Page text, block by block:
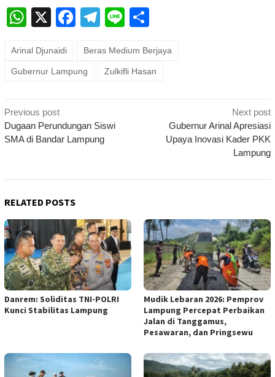
WhatsApp
X Facebook
Telegram
Line
Arinal Djunaidi Beras Medium Berjaya
Gubernur Lampung Zulkifli Hasan
Post
navigation
Previous post
Dugaan Perundungan Siswi
SMA di Bandar Lampung
Next post
Gubernur Arinal Apresiasi
Upaya Inovasi Kader PKK
Lampung
RELATED POSTS
Danrem: Soliditas TNI-POLRI
Kunci Stabilitas Lampung
Mudik Lebaran 2026: Pemprov
Lampung Percepat Perbaikan
Jalan di Tanggamus,
Pesawaran, dan Pringsewu